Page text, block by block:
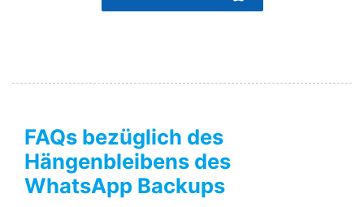
FAQs bezüglich des
Hängenbleibens des
WhatsApp Backups